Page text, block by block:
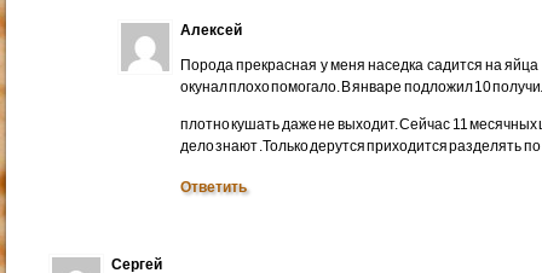
Алексей
Порода прекрасная у меня наседка садится на
окунал плохо помогало. В январе подложил 10
плотно кушать даже не выходит. Сейчас 11
дело знают .Только дерутся приходится разделять
Ответить
Сергей